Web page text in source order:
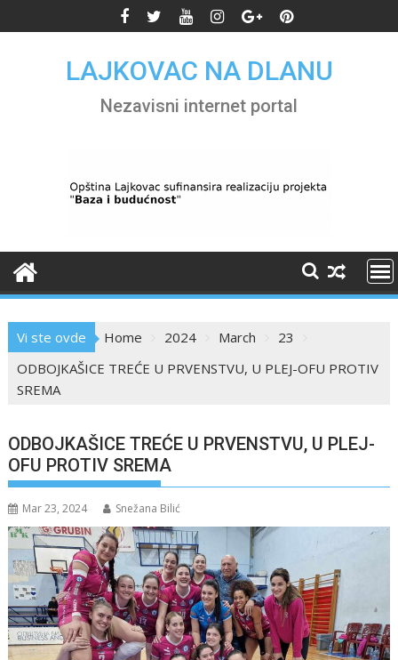
to
LAJKOVAC NA DLANU
Nezavisni internet portal
Vi ste ovde Home 2024 March
23
ODBOJKAŠICE TREĆE U PRVENSTVU, U PLEJ-OFU PROTIV
SREMA
ODBOJKAŠICE TREĆE U PRVENSTVU, U PLEJ-
OFU PROTIV SREMA
Mar 23, 2024 Snežana Bilić